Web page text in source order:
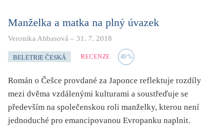
Manželka a matka na plný úvazek
Veronika Abbasová – 31. 7. 2018
BELETRIE ČESKÁ RECENZE 40%
Román o Češce provdané za Japonce reflektuje rozdíly
mezi dvěma vzdálenými kulturami a soustřeďuje se
především na společenskou roli manželky, kterou není
jednoduché pro emancipovanou Evropanku naplnit.